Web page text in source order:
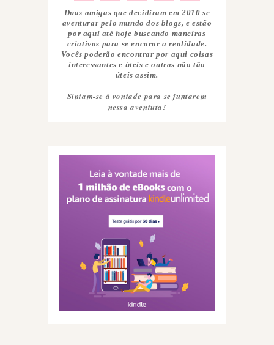
Duas amigas que decidiram em 2010 se
aventurar pelo mundo dos blogs, e estão
por aqui até hoje buscando maneiras
criativas para se encarar a realidade.
Vocês poderão encontrar por aqui coisas
interessantes e úteis e outras não tão
úteis assim.
Sintam-se à vontade para se juntarem
nessa aventuta!